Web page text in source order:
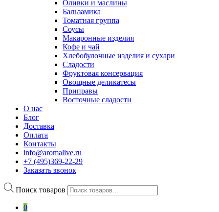
Оливки и маслины
Бальзамика
Томатная группа
Соусы
Макаронные изделия
Кофе и чай
Хлебобулочные изделия и сухари
Сладости
Фруктовая консервация
Овощные деликатесы
Приправы
Восточные сладости
О нас
Блог
Доставка
Оплата
Контакты
info@aromalive.ru
+7 (495)369-22-29
Заказать звонок
Поиск товаров
0